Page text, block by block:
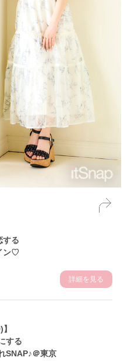
する
ン♡
詳細を見る
する
SNAP♪＠東京